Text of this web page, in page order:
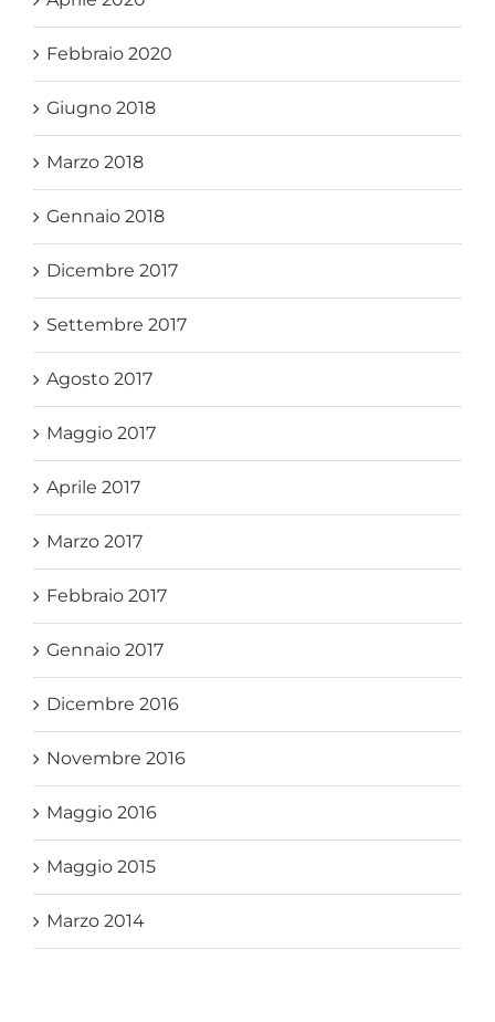
Febbraio 2020
Giugno 2018
Marzo 2018
Gennaio 2018
Dicembre 2017
Settembre 2017
Agosto 2017
Maggio 2017
Aprile 2017
Marzo 2017
Febbraio 2017
Gennaio 2017
Dicembre 2016
Novembre 2016
Maggio 2016
Maggio 2015
Marzo 2014